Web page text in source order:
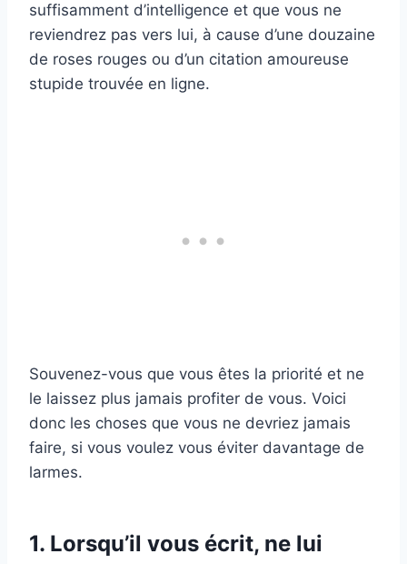
suffisamment d’intelligence et que vous ne
reviendrez pas vers lui, à cause d’une douzaine
de roses rouges ou d’un citation amoureuse
stupide trouvée en ligne.
Souvenez-vous que vous êtes la priorité et ne
le laissez plus jamais profiter de vous. Voici
donc les choses que vous ne devriez jamais
faire, si vous voulez vous éviter davantage de
larmes.
1. Lorsqu’il vous écrit, ne lui